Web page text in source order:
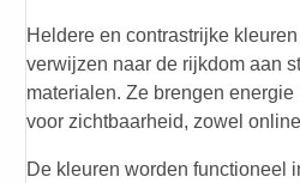
Heldere en contrastrijke
verwijzen naar de rijkdom aan
materialen. Ze brengen energie
voor zichtbaarheid, zowel
De kleuren worden functioneel